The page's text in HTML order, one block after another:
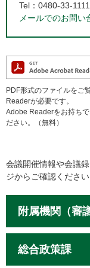
Tel：0480-33-1111
メールでのお問い
PDF形式のファイルをご
Readerが必要です。
Adobe Readerをお持ち
ださい。（無料）
会議開催情報や会議
ジからご確認ください
附属機関（審
総合政策課